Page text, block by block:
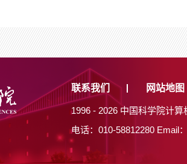
联系我们 网站地图
1996 - 2026 中国科学院计
电话：010-58812280 Email